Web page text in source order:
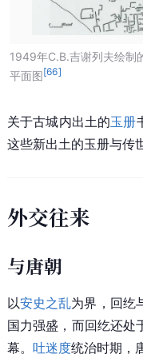
1949年C.B.吉谢列夫绘制
平面图[66]
关于古城内出土的玉册
这些新出土的玉册与传
外交往来
与唐朝
以安史之乱为界，回纥
国力强盛，而回纥还处
幕。吐迷度统治时期，